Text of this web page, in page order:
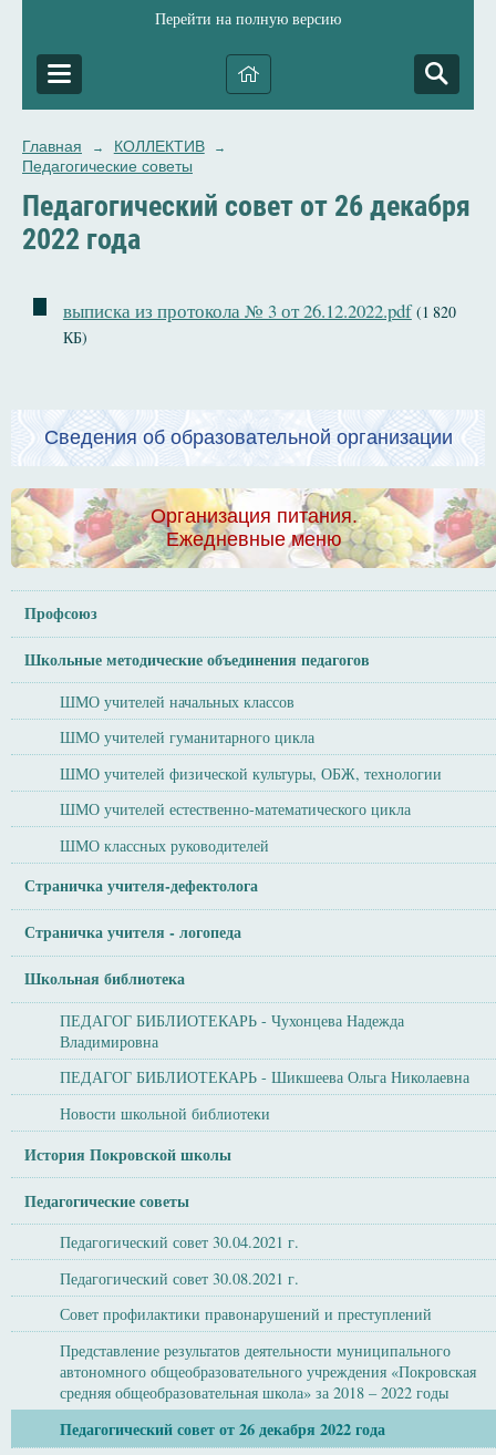
Перейти на полную версию
Главная → КОЛЛЕКТИВ →
Педагогические советы
Педагогический совет от 26 декабря
2022 года
выписка из протокола № 3 от 26.12.2022.pdf (1 820
КБ)
Сведения об образовательной организации
Организация питания.
Ежедневные меню
Профсоюз
Школьные методические объединения педагогов
ШМО учителей начальных классов
ШМО учителей гуманитарного цикла
ШМО учителей физической культуры, ОБЖ, технологии
ШМО учителей естественно-математического цикла
ШМО классных руководителей
Страничка учителя-дефектолога
Страничка учителя - логопеда
Школьная библиотека
ПЕДАГОГ БИБЛИОТЕКАРЬ - Чухонцева Надежда
Владимировна
ПЕДАГОГ БИБЛИОТЕКАРЬ - Шикшеева Ольга Николаевна
Новости школьной библиотеки
История Покровской школы
Педагогические советы
Педагогический совет 30.04.2021 г.
Педагогический совет 30.08.2021 г.
Совет профилактики правонарушений и преступлений
Представление результатов деятельности муниципального
автономного общеобразовательного учреждения «Покровская
средняя общеобразовательная школа» за 2018 – 2022 годы
Педагогический совет от 26 декабря 2022 года